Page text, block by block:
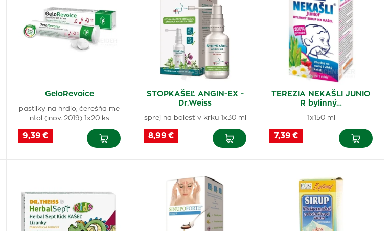
GeloRevoice
pastilky na hrdlo, čerešňa me
ntol (inov. 2019) 1x20 ks
9,39 €
STOPKAŠEĽ ANGIN-EX -
Dr.Weiss
sprej na bolesť v krku 1x30 ml
8,99 €
TEREZIA NEKAŠLI JUNIO
R bylinný…
1x150 ml
7,39 €